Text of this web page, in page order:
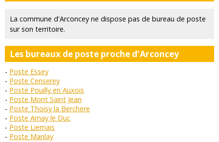
La commune d'Arconcey ne dispose pas de bureau de poste
sur son territoire.
Les bureaux de poste proche d'Arconcey
Poste Essey
Poste Censerey
Poste Pouilly en Auxois
Poste Mont Saint Jean
Poste Thoisy la Berchere
Poste Arnay le Duc
Poste Liernais
Poste Manlay